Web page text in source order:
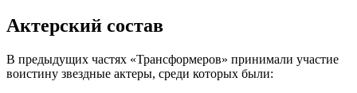
Актерский состав
В предыдущих частях «Трансформеров» принимали участие
воистину звездные актеры, среди которых были: